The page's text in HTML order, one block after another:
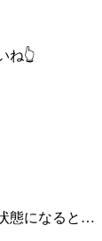
ね👆
態になると…